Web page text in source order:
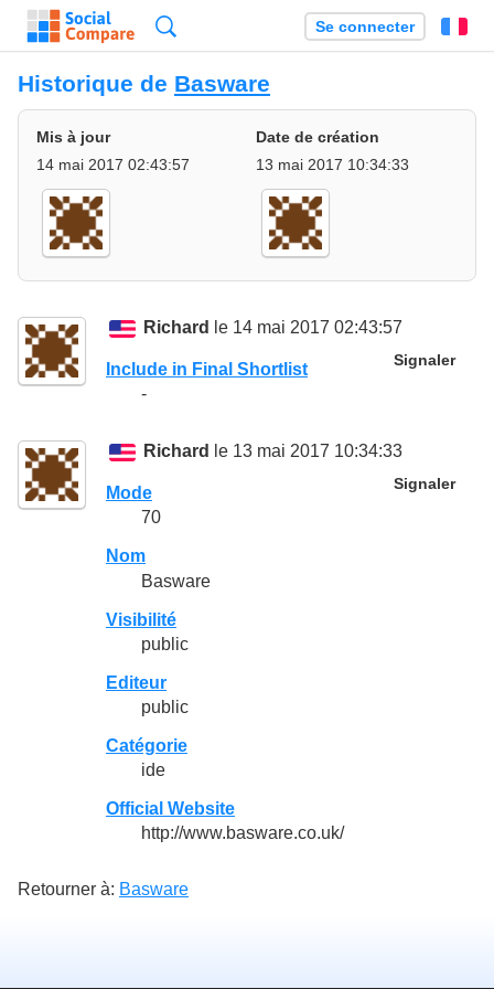
Se connecter
Historique de Basware
Mis à jour
14 mai 2017 02:43:57
Date de création
13 mai 2017 10:34:33
Richard le 14 mai 2017 02:43:57
Signaler
Include in Final Shortlist
-
Richard le 13 mai 2017 10:34:33
Signaler
Mode
70
Nom
Basware
Visibilité
public
Editeur
public
Catégorie
ide
Official Website
http://www.basware.co.uk/
Retourner à: Basware